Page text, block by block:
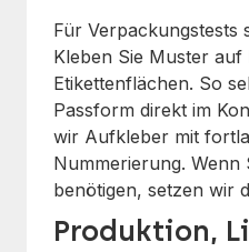
Für Verpackungstests
Kleben Sie Muster
Etikettenflächen. So
Passform direkt im
wir Aufkleber mit
Nummerierung. Wenn
benötigen, setzen wir
Produktion,